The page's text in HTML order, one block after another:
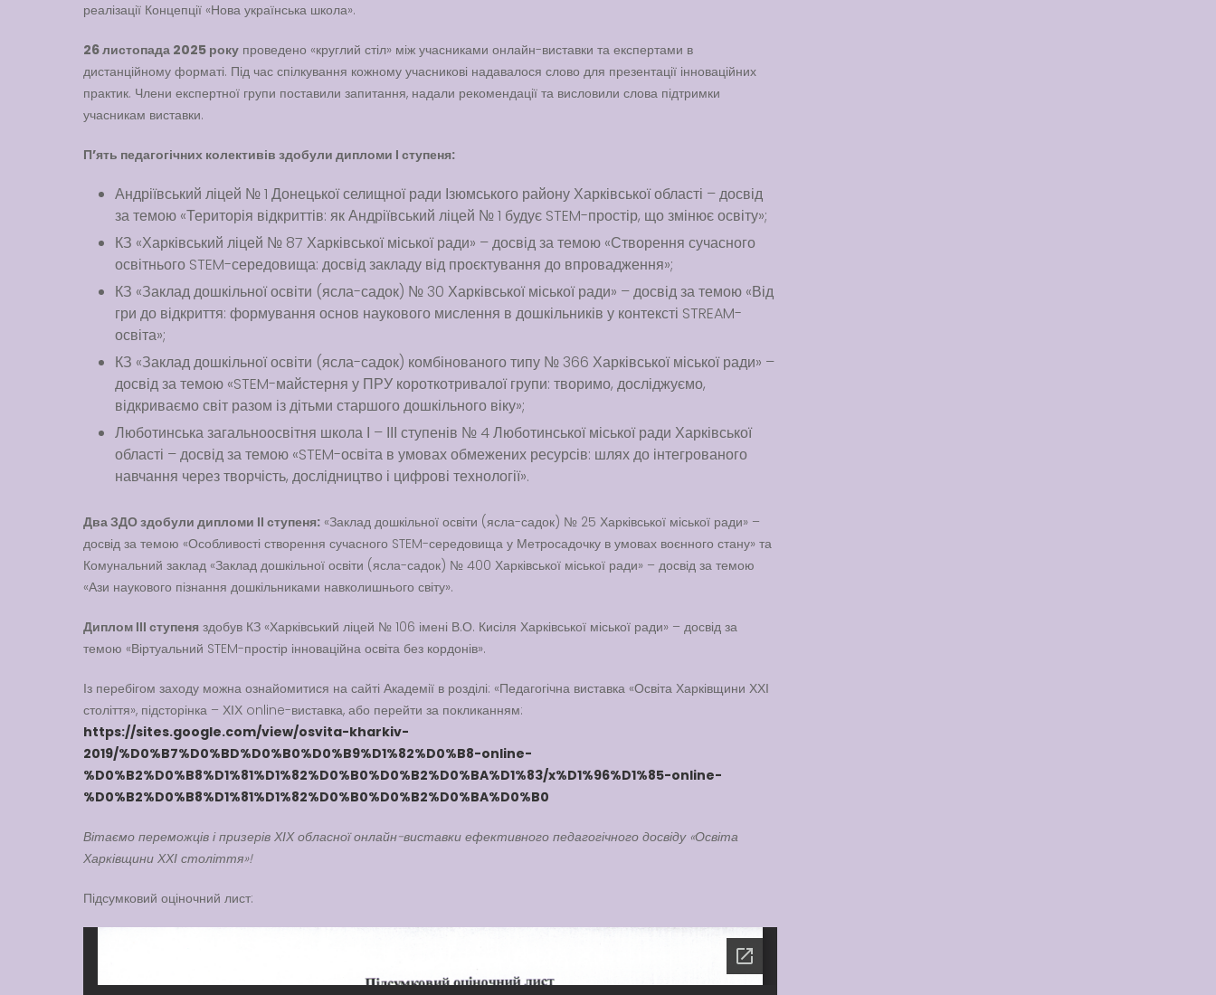
реалізації Концепції «Нова українська школа».
26 листопада 2025 року проведено «круглий стіл» між учасниками онлайн-виставки та експертами в
дистанційному форматі. Під час спілкування кожному учасникові надавалося слово для презентації інноваційних
практик. Члени експертної групи поставили запитання, надали рекомендації та висловили слова підтримки
учасникам виставки.
П’ять педагогічних колективів здобули дипломи І ступеня:
Андріївський ліцей № 1 Донецької селищної ради Ізюмського району Харківської області – досвід
за темою «Територія відкриттів: як Андріївський ліцей № 1 будує STEM-простір, що змінює освіту»;
КЗ «Харківський ліцей № 87 Харківської міської ради» – досвід за темою «Створення сучасного
освітнього STEM-середовища: досвід закладу від проєктування до впровадження»;
КЗ «Заклад дошкільної освіти (ясла-садок) № 30 Харківської міської ради» – досвід за темою «Від
гри до відкриття: формування основ наукового мислення в дошкільників у контексті STREAM-
освіта»;
КЗ «Заклад дошкільної освіти (ясла-садок) комбінованого типу № 366 Харківської міської ради» –
досвід за темою «STEM-майстерня у ПРУ короткотривалої групи: творимо, досліджуємо,
відкриваємо світ разом із дітьми старшого дошкільного віку»;
Люботинська загальноосвітня школа І – ІІІ ступенів № 4 Люботинської міської ради Харківської
області – досвід за темою «STEM-освіта в умовах обмежених ресурсів: шлях до інтегрованого
навчання через творчість, дослідництво і цифрові технології».
Два ЗДО здобули дипломи ІІ ступеня: «Заклад дошкільної освіти (ясла-садок) № 25 Харківської міської ради» –
досвід за темою «Особливості створення сучасного STEM-середовища у Метросадочку в умовах воєнного стану» та
Комунальний заклад «Заклад дошкільної освіти (ясла-садок) № 400 Харківської міської ради» – досвід за темою
«Ази наукового пізнання дошкільниками навколишнього світу».
Диплом ІІІ ступеня здобув КЗ «Харківський ліцей № 106 імені В.О. Кисіля Харківської міської ради» – досвід за
темою «Віртуальний STEM-простір інноваційна освіта без кордонів».
Із перебігом заходу можна ознайомитися на сайті Академії в розділі: «Педагогічна виставка «Освіта Харківщини ХХІ
століття», підсторінка – ХІХ online-виставка, або перейти за покликанням:
https://sites.google.com/view/osvita-kharkiv-
2019/%D0%B7%D0%BD%D0%B0%D0%B9%D1%82%D0%B8-online-
%D0%B2%D0%B8%D1%81%D1%82%D0%B0%D0%B2%D0%BA%D1%83/x%D1%96%D1%85-online-
%D0%B2%D0%B8%D1%81%D1%82%D0%B0%D0%B2%D0%BA%D0%B0
Вітаємо переможців і призерів ХІХ обласної онлайн-виставки ефективного педагогічного досвіду «Освіта
Харківщини ХХІ століття»!
Підсумковий оціночний лист: